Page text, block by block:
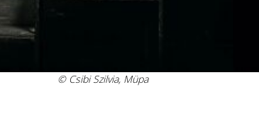
© Csibi Szilvia, Müpa